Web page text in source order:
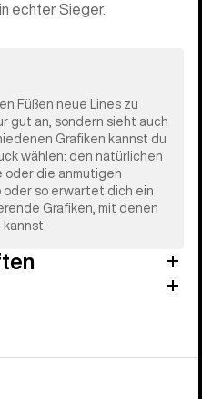
echter Sieger.
Füßen neue Lines zu
gut an, sondern sieht auch
Grafiken kannst du
wählen: den natürlichen
oder die anmutigen
oder so erwartet dich ein
Grafiken, mit denen